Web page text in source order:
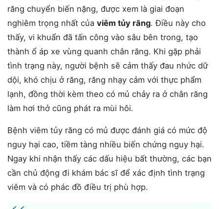
răng chuyển biến nặng, được xem là giai đoạn
nghiêm trọng nhất của viêm tủy răng. Điều này cho
thấy, vi khuẩn đã tấn công vào sâu bên trong, tạo
thành ổ áp xe vùng quanh chân răng. Khi gặp phải
tình trạng này, người bệnh sẽ cảm thấy đau nhức dữ
dội, khó chịu ở răng, răng nhạy cảm với thực phẩm
lạnh, đồng thời kèm theo có mủ chảy ra ở chân răng
làm hơi thở cũng phát ra mùi hôi.
Bệnh viêm tủy răng có mủ được đánh giá có mức độ
nguy hại cao, tiềm tàng nhiều biến chứng nguy hại.
Ngay khi nhận thấy các dấu hiệu bất thường, các bạn
cần chủ động đi khám bác sĩ để xác định tình trạng
viêm và có phác đồ điều trị phù hợp.